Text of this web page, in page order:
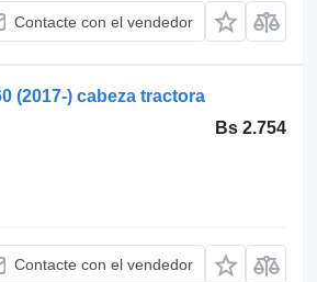
Contacte con el vendedor
(2017-) cabeza tractora
Bs 2.754
Contacte con el vendedor